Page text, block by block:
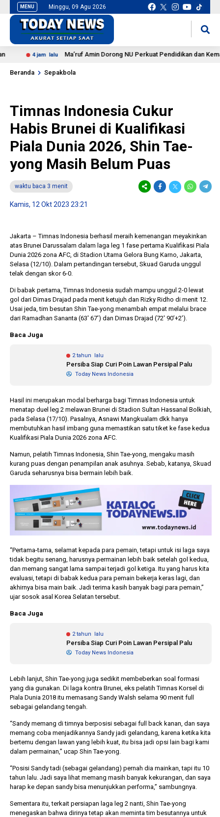
MENU Minggu, 09 Agu 2026
4 jam lalu Ma’ruf Amin Dorong NU Perkuat Pendidikan dan
Beranda Sepakbola
Timnas Indonesia Cukur
Habis Brunei di Kualifikasi
Piala Dunia 2026, Shin Tae-
yong Masih Belum Puas
waktu baca 3 menit
Kamis, 12 Okt 2023 23:21
Jakarta – Timnas Indonesia berhasil meraih kemenangan meyakinkan
atas Brunei Darussalam dalam laga leg 1 fase pertama Kualifikasi Piala
Dunia 2026 zona AFC, di Stadion Utama Gelora Bung Karno, Jakarta,
Selasa (12/10). Dalam pertandingan tersebut, Skuad Garuda unggul
telak dengan skor 6-0.
Di babak pertama, Timnas Indonesia sudah mampu unggul 2-0 lewat
gol dari Dimas Drajad pada menit ketujuh dan Rizky Ridho di menit 12.
Usai jeda, tim besutan Shin Tae-yong menambah empat melalui brace
dari Ramadhan Sananta (63′ 67′) dan Dimas Drajad (72′ 90’+2′).
Baca Juga
2 tahun lalu
Persiba Siap Curi Poin Lawan Persipal Palu
Today News Indonesia
Hasil ini merupakan modal berharga bagi Timnas Indonesia untuk
menatap duel leg 2 melawan Brunei di Stadion Sultan Hassanal Bolkiah,
pada Selasa (17/10). Pasalnya, Asnawi Mangkualam dkk hanya
membutuhkan hasil imbang guna memastikan satu tiket ke fase kedua
Kualifikasi Piala Dunia 2026 zona AFC.
Namun, pelatih Timnas Indonesia, Shin Tae-yong, mengaku masih
kurang puas dengan penampilan anak asuhnya. Sebab, katanya, Skuad
Garuda seharusnya bisa bermain lebih baik.
“Pertama-tama, selamat kepada para pemain, tetapi untuk isi laga saya
tidak begitu senang, harusnya permainan lebih baik setelah gol kedua,
dan memang sangat lama sampai terjadi gol ketiga. Itu yang harus kita
evaluasi, tetapi di babak kedua para pemain bekerja keras lagi, dan
akhirnya bisa main baik. Jadi terima kasih banyak bagi para pemain,”
ujar sosok asal Korea Selatan tersebut.
Baca Juga
2 tahun lalu
Persiba Siap Curi Poin Lawan Persipal Palu
Today News Indonesia
Lebih lanjut, Shin Tae-yong juga sedikit membeberkan soal formasi
yang dia gunakan. Di laga kontra Brunei, eks pelatih Timnas Korsel di
Piala Dunia 2018 itu memasang Sandy Walsh selama 90 menit full
sebagai gelandang tengah.
“Sandy memang di timnya berposisi sebagai full back kanan, dan saya
memang coba menjadikannya Sandy jadi gelandang, karena ketika kita
bertemu dengan lawan yang lebih kuat, itu bisa jadi opsi lain bagi kami
dalam permainan,” ucap Shin Tae-yong.
“Posisi Sandy tadi (sebagai gelandang) pernah dia mainkan, tapi itu 10
tahun lalu. Jadi saya lihat memang masih banyak kekurangan, dan saya
harap ke depan sandy bisa menunjukkan performa,” sambungnya.
Sementara itu, terkait persiapan laga leg 2 nanti, Shin Tae-yong
menegaskan bahwa dirinya tetap akan meminta tim besutannya untuk
1 tahun lalu
Banyak Gugatan di
Pilkada 2024, Legislator
Ragukan SDM Bawaslu
10 bulan lalu
KPU
Keputusan